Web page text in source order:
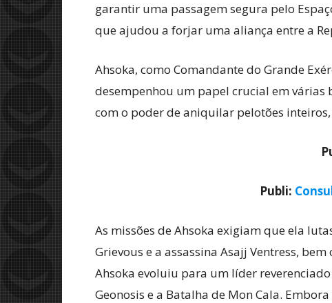
garantir uma passagem segura pelo
que ajudou a forjar uma aliança entre a
Ahsoka, como Comandante do Grande
desempenhou um papel crucial em várias
com o poder de aniquilar pelotões
Publi:
As missões de Ahsoka exigiam que ela
Grievous e a assassina Asajj Ventress,
Ahsoka evoluiu para um líder
Geonosis e a Batalha de Mon Cala.